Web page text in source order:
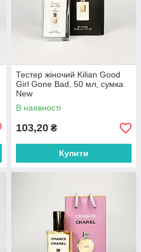
Тестер жіночий Kilian Good
Girl Gone Bad, 50 мл, сумка
New
В наявності
103,20 ₴
Купити